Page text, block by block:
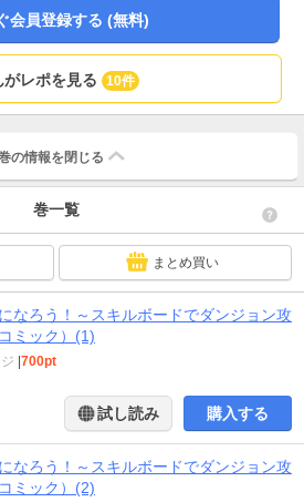
会員登録する (無料)
がレポを見る 10件
の情報を 閉じる
巻一覧
まとめ買い
なろう！～スキルボードでダンジョン攻
ミック）(1)
700pt
試し読み 購入する
なろう！～スキルボードでダンジョン攻
ミック）(2)